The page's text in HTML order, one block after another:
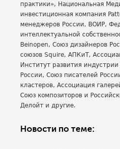
практики», Национальная
инвестиционная компания
менеджеров России, ВОИР,
интеллектуальной
Beinopen, Союз дизайнеров
союзов Squire, АПКиТ,
Институт развития
России, Союз писателей
кластеров, Ассоциация
Союз композиторов и
Делойт и другие.
Новости по теме: